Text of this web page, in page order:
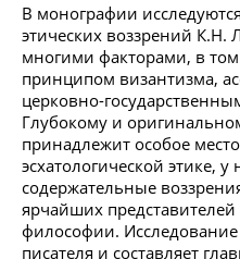
В монографии
этических воззрений К.Н.
многими факторами, в
принципом византизма,
церковно-
Глубокому и
принадлежит особое
эсхатологической этике, у
содержательные
ярчайших
философии. Исследование
писателя и составляет